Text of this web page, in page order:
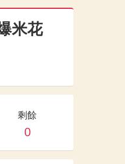
米花
剩餘
0